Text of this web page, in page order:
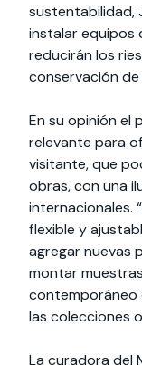
sustentabilidad,
instalar equipos
reducirán los
conservación de
En su opinión el
relevante para
visitante, que
obras, con una
internacionales.
flexible y
agregar nuevas
montar
contemporáneo
las colecciones
La curadora del